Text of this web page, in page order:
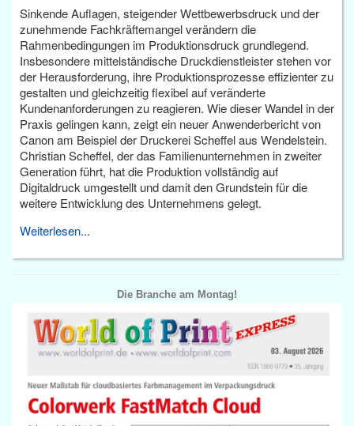
Sinkende Auflagen, steigender Wettbewerbsdruck und der
zunehmende Fachkräftemangel verändern die
Rahmenbedingungen im Produktionsdruck grundlegend.
Insbesondere mittelständische Druckdienstleister stehen vor
der Herausforderung, ihre Produktionsprozesse effizienter zu
gestalten und gleichzeitig flexibel auf veränderte
Kundenanforderungen zu reagieren. Wie dieser Wandel in der
Praxis gelingen kann, zeigt ein neuer Anwenderbericht von
Canon am Beispiel der Druckerei Scheffel aus Wendelstein.
Christian Scheffel, der das Familienunternehmen in zweiter
Generation führt, hat die Produktion vollständig auf
Digitaldruck umgestellt und damit den Grundstein für die
weitere Entwicklung des Unternehmens gelegt.
Weiterlesen...
Die Branche am Montag!